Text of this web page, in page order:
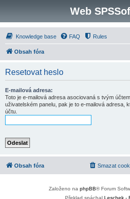
Web
Knowledge base FAQ Rules
Obsah fóra
Resetovat heslo
E-mailová adresa:
Toto je e-mailová adresa asociovaná s tvým
uživatelském panelu, pak je to e-mailová adresa,
účtu.
Obsah fóra Smazat
Založeno na phpBB® Forum
Překlad spáchal Leschek -